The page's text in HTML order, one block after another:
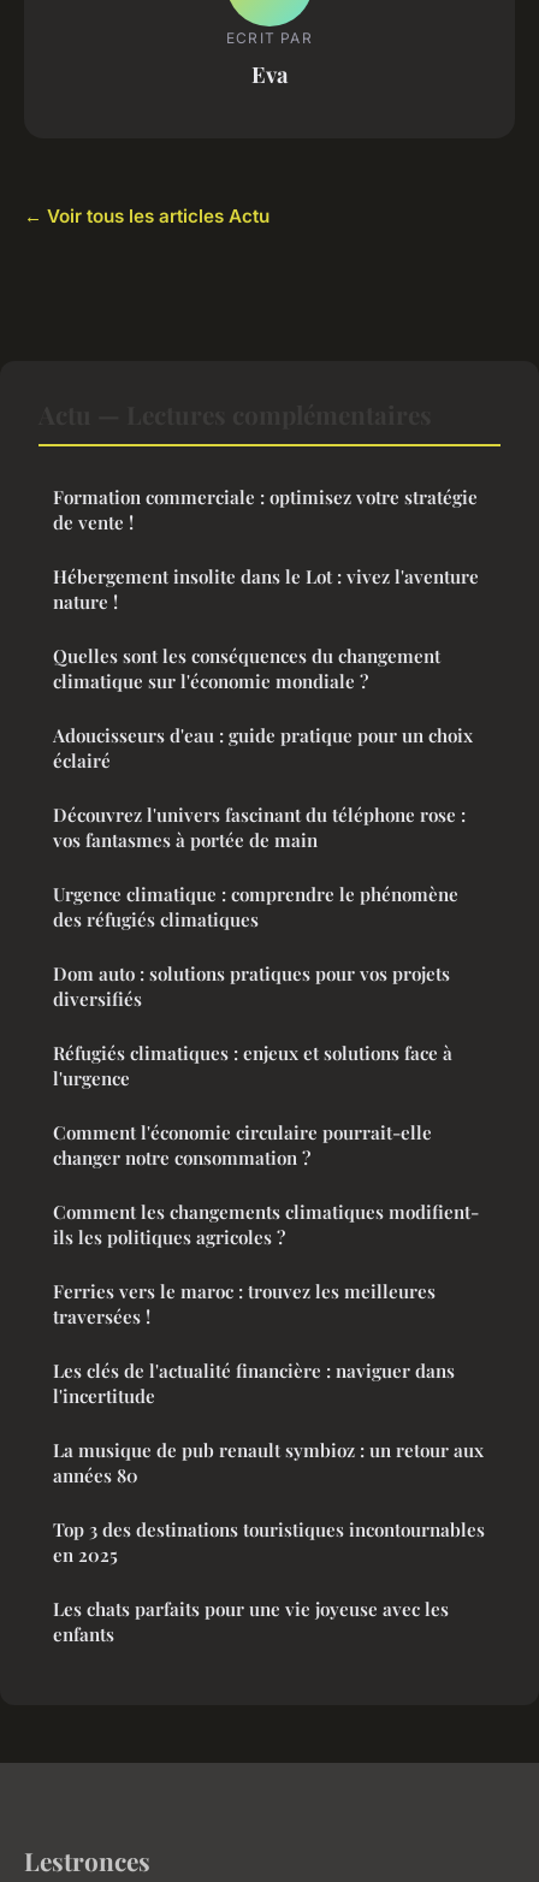
ECRIT PAR
Eva
← Voir tous les articles Actu
Formation commerciale : optimisez votre stratégie
de vente !
Hébergement insolite dans le Lot : vivez l'aventure
nature !
Quelles sont les conséquences du changement
climatique sur l'économie mondiale ?
Adoucisseurs d'eau : guide pratique pour un choix
éclairé
Découvrez l'univers fascinant du téléphone rose :
vos fantasmes à portée de main
Urgence climatique : comprendre le phénomène
des réfugiés climatiques
Dom auto : solutions pratiques pour vos projets
diversifiés
Réfugiés climatiques : enjeux et solutions face à
l'urgence
Comment l'économie circulaire pourrait-elle
changer notre consommation ?
Comment les changements climatiques modifient-
ils les politiques agricoles ?
Ferries vers le maroc : trouvez les meilleures
traversées !
Les clés de l'actualité financière : naviguer dans
l'incertitude
La musique de pub renault symbioz : un retour aux
années 80
Top 3 des destinations touristiques incontournables
en 2025
Les chats parfaits pour une vie joyeuse avec les
enfants
Lestronces